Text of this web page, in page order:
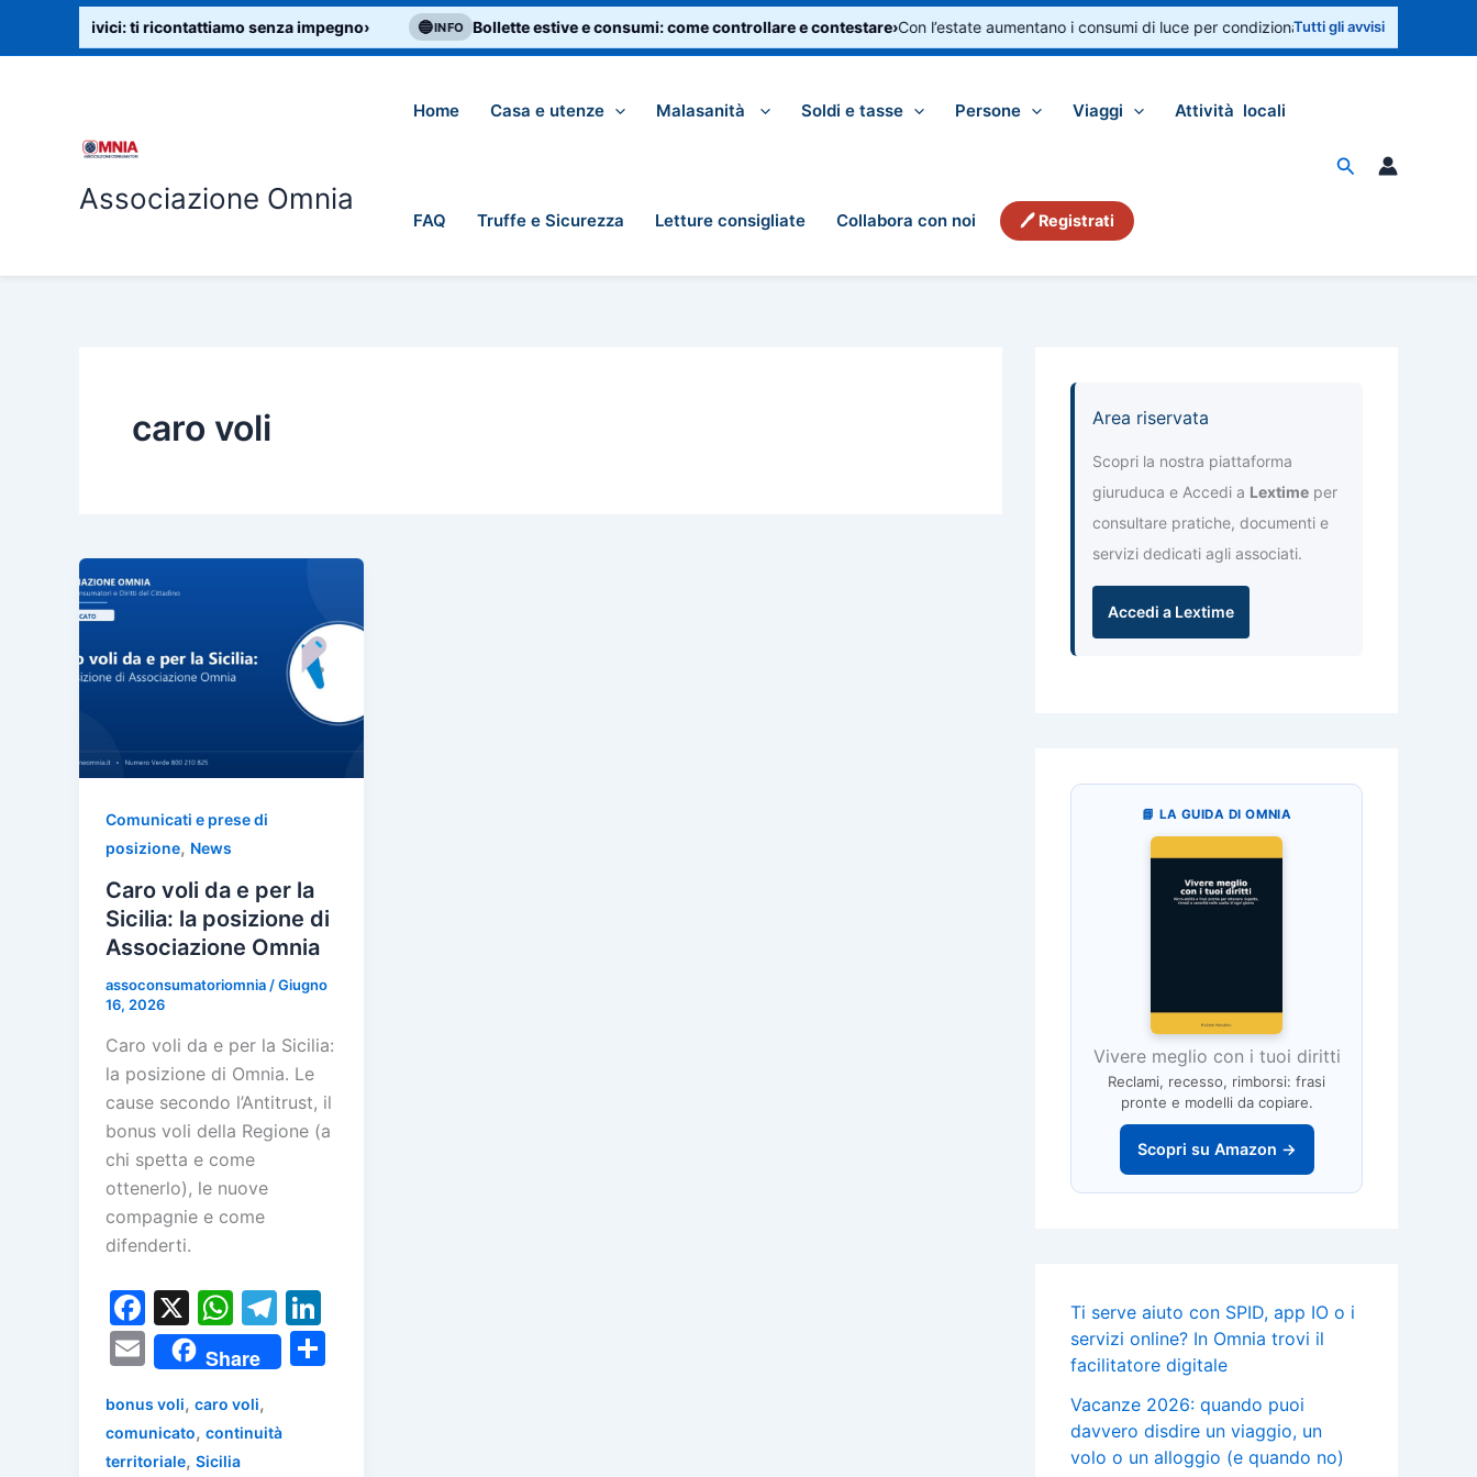
Scrivici: ti ricontattiamo senza impegno› 🔵INFO Bollette estive e consumi: come controllare e contestare›Con l’estate aumentano i consumi di luce per condizionatori e ventilatori.
Tutti gli avvisi
Associazione Omnia
Home Casa e utenze Malasanità Soldi e tasse Persone Viaggi Attività locali
FAQ Truffe e Sicurezza Letture consigliate Collabora con noi 🖊 Registrati
Cerca
caro voli
Comunicati e prese di
posizione, News
Caro voli da e per la
Sicilia: la posizione di
Associazione Omnia
assoconsumatoriomnia /Giugno
16, 2026
Caro voli da e per la Sicilia:
la posizione di Omnia. Le
cause secondo l’Antitrust, il
bonus voli della Regione (a
chi spetta e come
ottenerlo), le nuove
compagnie e come
difenderti.
F
a
c
e
b
X
W
h
at
s
A
T
el
e
a
n
k
E
m
ai
l
Share
bonus voli, caro voli,
comunicato, continuità
territoriale, Sicilia
Area riservata
Scopri la nostra piattaforma
giuruduca e Accedi a Lextime per
consultare pratiche, documenti e
servizi dedicati agli associati.
Accedi a Lextime
📘 LA GUIDA DI OMNIA
Vivere meglio con i tuoi diritti
Reclami, recesso, rimborsi: frasi
pronte e modelli da copiare.
Scopri su Amazon →
Ti serve aiuto con SPID, app IO o i
servizi online? In Omnia trovi il
facilitatore digitale
Vacanze 2026: quando puoi
davvero disdire un viaggio, un
volo o un alloggio (e quando no)